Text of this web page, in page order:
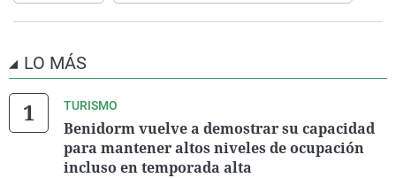
LO MÁS
TURISMO
Benidorm vuelve a demostrar su capacidad
para mantener altos niveles de ocupación
incluso en temporada alta